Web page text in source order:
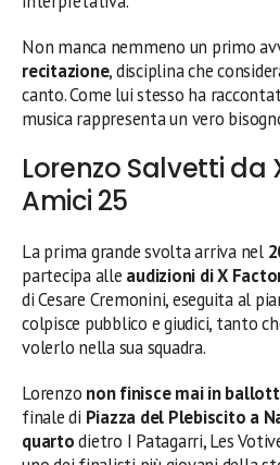
Non manca nemmeno un primo
recitazione, disciplina che
canto. Come lui stesso ha
musica rappresenta un vero
Lorenzo Salvetti da
Amici 25
La prima grande svolta arriva nel
partecipa alle audizioni di X
di Cesare Cremonini, eseguita al
colpisce pubblico e giudici, tanto
volerlo nella sua squadra.
Lorenzo non finisce mai in
finale di Piazza del Plebiscito a
quartodietro I Patagarri, Les